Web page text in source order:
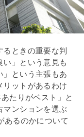
ときの重要な判
い」という意見も
」という主張もあ
リットがあるわけ
たりがベスト」と
マンションを選ぶ
あるのかについて